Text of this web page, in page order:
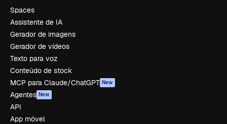
Spaces
Assistente de IA
Gerador de imagens
Gerador de vídeos
Texto para voz
Conteúdo de stock
MCP para Claude/ChatGPT New
Agentes New
API
App móvel